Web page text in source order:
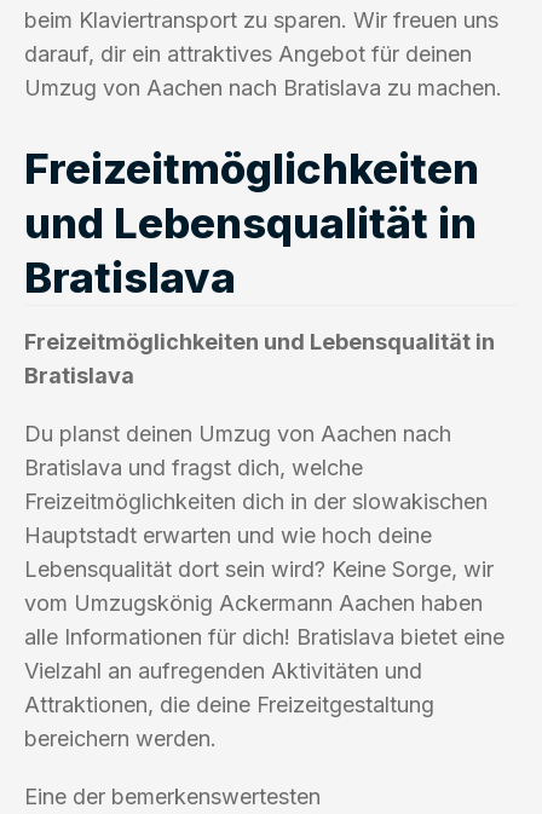
beim Klaviertransport zu sparen. Wir freuen uns
darauf, dir ein attraktives Angebot für deinen
Umzug von Aachen nach Bratislava zu machen.
Freizeitmöglichkeiten
und Lebensqualität in
Bratislava
Freizeitmöglichkeiten und Lebensqualität in
Bratislava
Du planst deinen Umzug von Aachen nach
Bratislava und fragst dich, welche
Freizeitmöglichkeiten dich in der slowakischen
Hauptstadt erwarten und wie hoch deine
Lebensqualität dort sein wird? Keine Sorge, wir
vom Umzugskönig Ackermann Aachen haben
alle Informationen für dich! Bratislava bietet eine
Vielzahl an aufregenden Aktivitäten und
Attraktionen, die deine Freizeitgestaltung
bereichern werden.
Eine der bemerkenswertesten